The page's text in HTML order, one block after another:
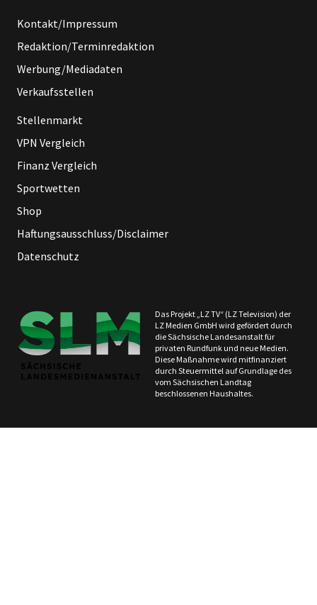
Kontakt/Impressum
Redaktion/Terminredaktion
Werbung/Mediadaten
Verkaufsstellen
Stellenmarkt
VPN Vergleich
Finanz Vergleich
Sportwetten
Shop
Haftungsausschluss/Disclaimer
Datenschutz
Das Projekt „LZ TV“ (LZ Television) der
LZ Medien GmbH wird gefördert durch
die Sächsische Landesanstalt für
privaten Rundfunk und neue Medien.
Diese Maßnahme wird mitfinanziert
durch Steuermittel auf Grundlage des
vom Sächsischen Landtag
beschlossenen Haushaltes.